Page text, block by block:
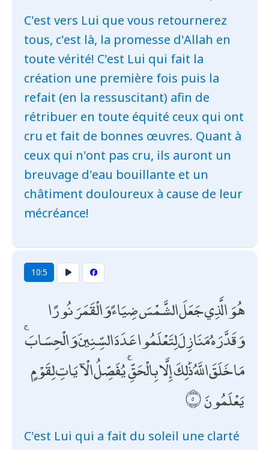
C'est vers Lui que vous retournerez
tous, c'est là, la promesse d'Allah en
toute vérité! C'est Lui qui fait la
création une première fois puis la
refait (en la ressuscitant) afin de
rétribuer en toute équité ceux qui ont
cru et fait de bonnes œuvres. Quant à
ceux qui n'ont pas cru, ils auront un
breuvage d'eau bouillante et un
châtiment douloureux à cause de leur
mécréance!
10:5
هُوَ الَّذِي جَعَلَ الشَّمْسَ ضِيَاءً وَالْقَمَرَ نُورًا
وَقَدَّرَهُ مَنَازِلَ لِتَعْلَمُوا عَدَدَ السِّنِينَ وَالْحِسَابَ ۚ
مَا خَلَقَ اللَّهُ ذَٰلِكَ إِلَّا بِالْحَقِّ ۚ يُفَصِّلُ الْآيَاتِ لِقَوْمٍ
يَعْلَمُونَ
C'est Lui qui a fait du soleil une clarté